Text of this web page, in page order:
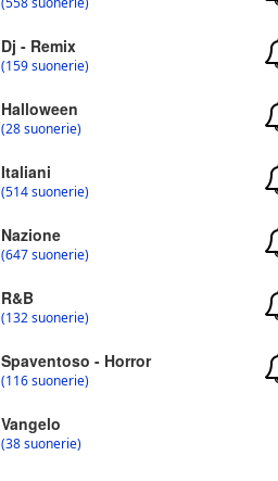
Dj - Remix
(159 suonerie)
Halloween
(28 suonerie)
Italiani
(514 suonerie)
Nazione
(647 suonerie)
R&B
(132 suonerie)
Spaventoso - Horror
(116 suonerie)
Vangelo
(38 suonerie)